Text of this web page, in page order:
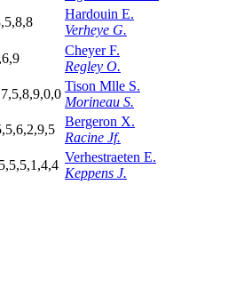
Hardouin E.
Verheye G.
Cheyer F.
Regley O.
Tison Mlle S.
Morineau S.
Bergeron X.
Racine Jf.
Verhestraeten E.
Keppens J.